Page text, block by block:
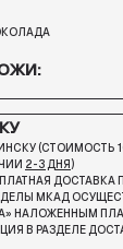
(СТОИМОСТЬ
2-3 ДНЯ )
ДОСТАВКА
МКАД
НАЛОЖЕННЫМ
В РАЗДЕЛЕ